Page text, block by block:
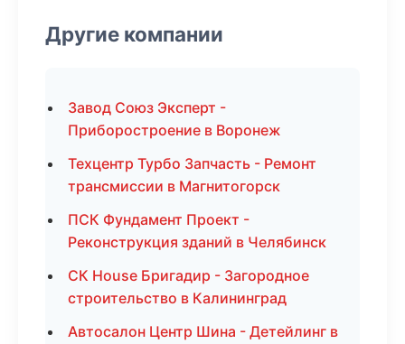
Другие компании
Завод Союз Эксперт -
Приборостроение в Воронеж
Техцентр Турбо Запчасть - Ремонт
трансмиссии в Магнитогорск
ПСК Фундамент Проект -
Реконструкция зданий в Челябинск
СК House Бригадир - Загородное
строительство в Калининград
Автосалон Центр Шина - Детейлинг в